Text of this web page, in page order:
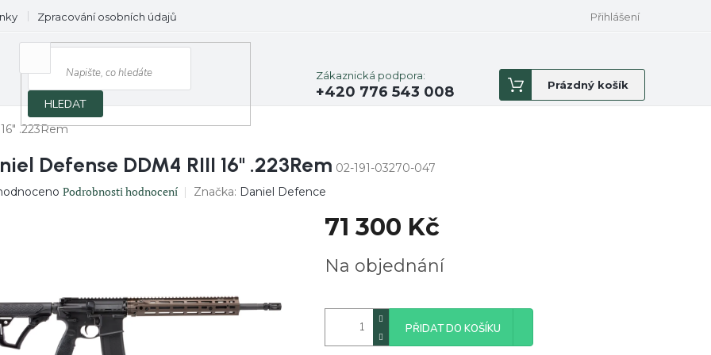
Zpracování osobních údajů Přihlášení
HLEDAT
Zákaznická podpora:
+420 776 543 008
Nákupní
košík
Prázdný košík
.223Rem
Defense DDM4 RIII 16" .223Rem 02-191-03270-047
Podrobnosti hodnocení Značka: Daniel Defence
71 300 Kč
cena:
Na objednání
PŘIDAT DO KOŠÍKU